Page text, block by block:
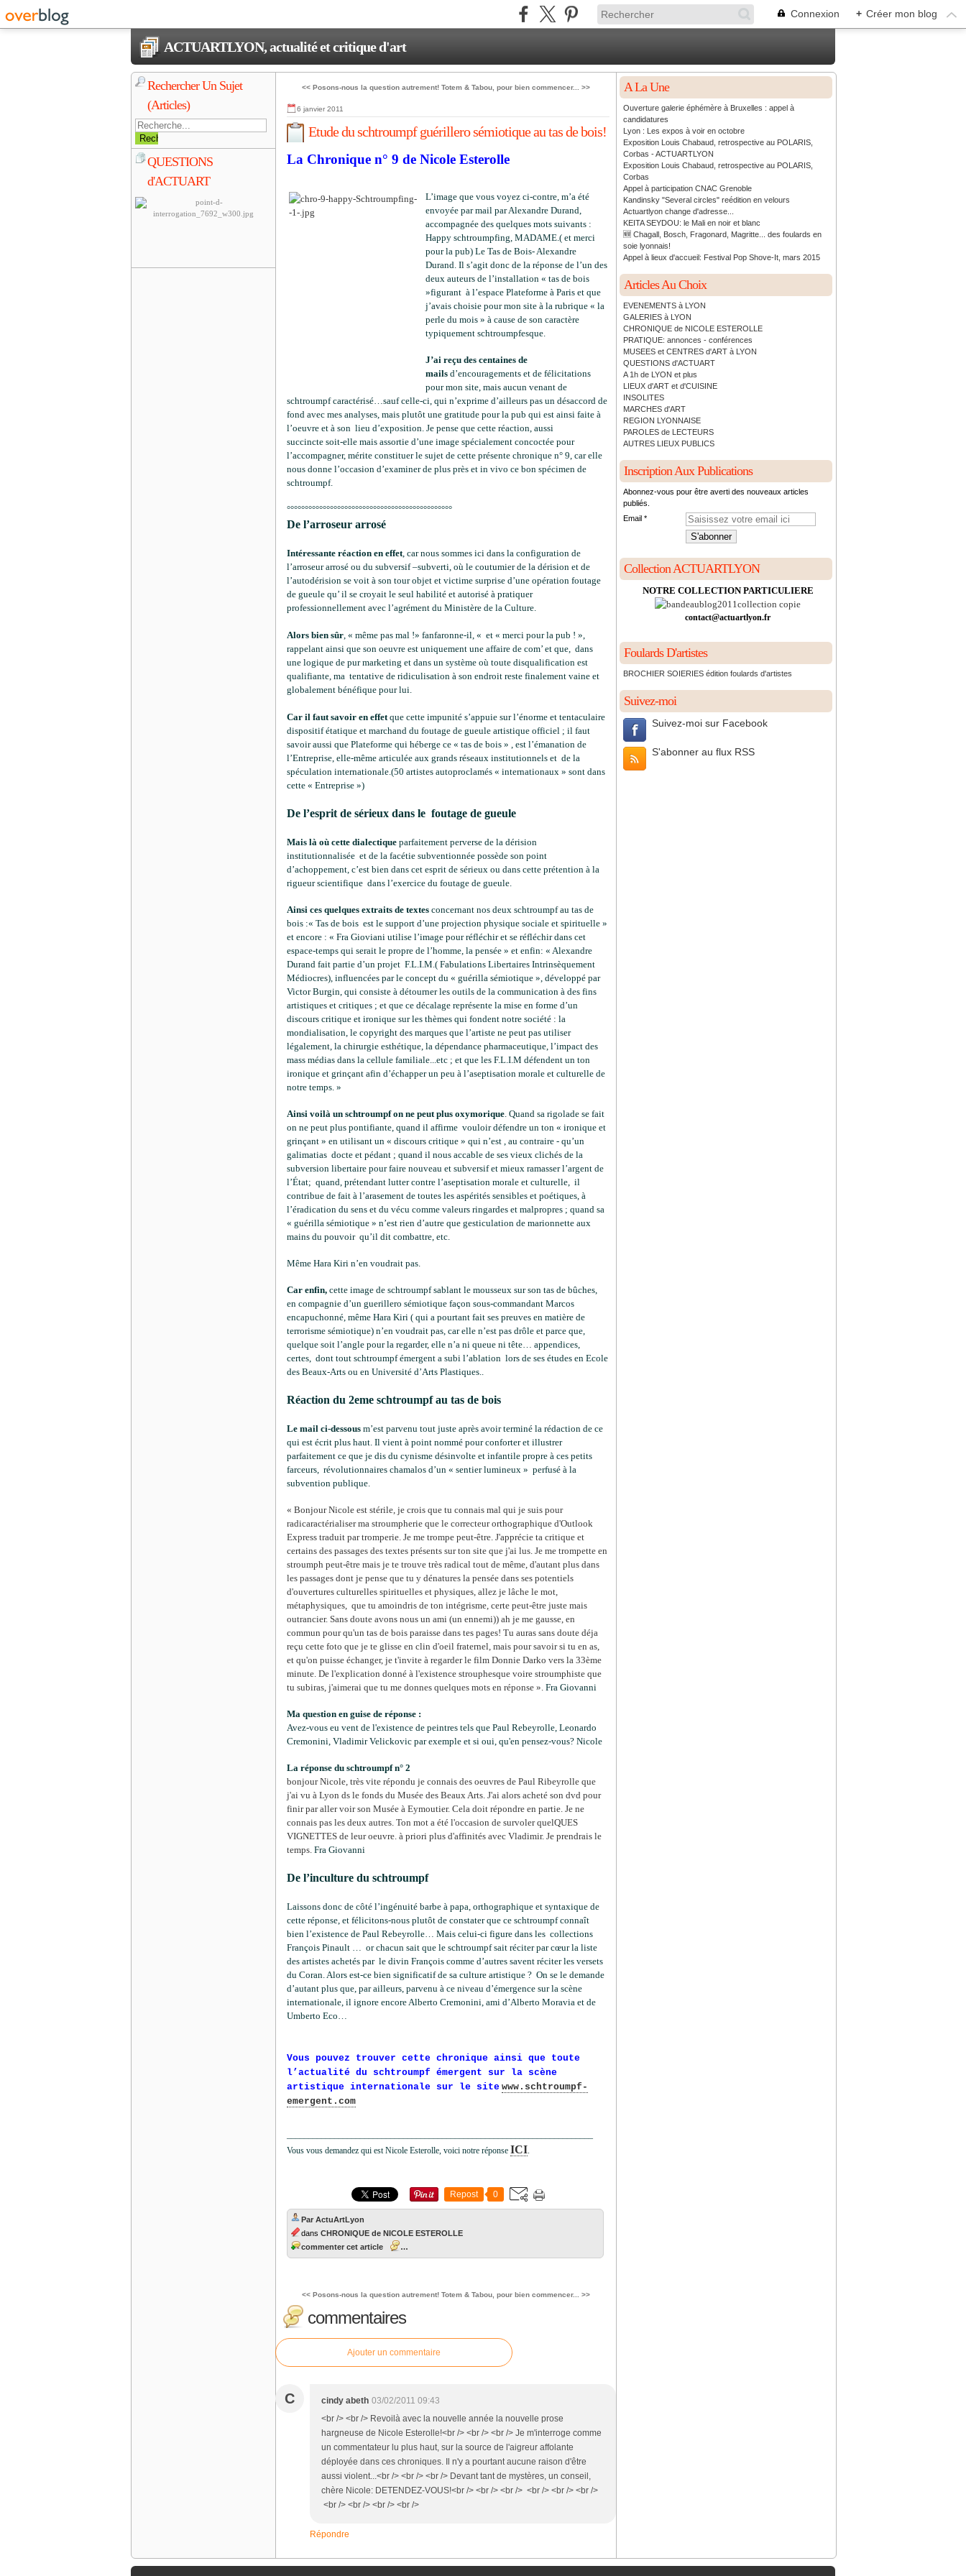
Connexion + Créer mon blog
ACTUARTLYON, actualité et critique d'art
Rechercher Un Sujet
(Articles)
QUESTIONS
d'ACTUART
<< Posons-nous la question autrement! Totem & Tabou, pour bien commencer... >>
6 janvier 2011
Etude du schtroumpf guérillero sémiotique au tas de bois!
La Chronique n° 9 de Nicole Esterolle
L’image que vous voyez ci-contre, m’a été
envoyée par mail par Alexandre Durand,
accompagnée des quelques mots suivants :
Happy schtroumpfing, MADAME.( et merci
pour la pub) Le Tas de Bois- Alexandre
Durand. Il s’agit donc de la réponse de l’un des
deux auteurs de l’installation « tas de bois
»figurant à l’espace Plateforme à Paris et que
j’avais choisie pour mon site à la rubrique « la
perle du mois » à cause de son caractère
typiquement schtroumpfesque.
J’ai reçu des centaines de
mails d’encouragements et de félicitations
pour mon site, mais aucun venant de
schtroumpf caractérisé…sauf celle-ci, qui n’exprime d’ailleurs pas un désaccord de
fond avec mes analyses, mais plutôt une gratitude pour la pub qui est ainsi faite à
l’oeuvre et à son lieu d’exposition. Je pense que cette réaction, aussi
succincte soit-elle mais assortie d’une image spécialement concoctée pour
l’accompagner, mérite constituer le sujet de cette présente chronique n° 9, car elle
nous donne l’occasion d’examiner de plus près et in vivo ce bon spécimen de
schtroumpf.
°°°°°°°°°°°°°°°°°°°°°°°°°°°°°°°°°°°°°°°°°°°°°°
De l’arroseur arrosé
Intéressante réaction en effet, car nous sommes ici dans la configuration de
l’arroseur arrosé ou du subversif –subverti, où le coutumier de la dérision et de
l’autodérision se voit à son tour objet et victime surprise d’une opération foutage
de gueule qu’ il se croyait le seul habilité et autorisé à pratiquer
professionnellement avec l’agrément du Ministère de la Culture.
Alors bien sûr, « même pas mal !» fanfaronne-il, « et « merci pour la pub ! »,
rappelant ainsi que son oeuvre est uniquement une affaire de com’ et que, dans
une logique de pur marketing et dans un système où toute disqualification est
qualifiante, ma tentative de ridiculisation à son endroit reste finalement vaine et
globalement bénéfique pour lui.
Car il faut savoir en effetque cette impunité s’appuie sur l’énorme et tentaculaire
dispositif étatique et marchand du foutage de gueule artistique officiel ; il faut
savoir aussi que Plateforme qui héberge ce « tas de bois » , est l’émanation de
l’Entreprise, elle-même articulée aux grands réseaux institutionnels et de la
spéculation internationale.(50 artistes autoproclamés « internationaux » sont dans
cette « Entreprise »)
De l’esprit de sérieux dans le foutage de gueule
Mais là où cette dialectique parfaitement perverse de la dérision
institutionnalisée et de la facétie subventionnée possède son point
d’achoppement, c’est bien dans cet esprit de sérieux ou dans cette prétention à la
rigueur scientifique dans l’exercice du foutage de gueule.
Ainsi ces quelques extraits de textes concernant nos deux schtroumpf au tas de
bois :« Tas de bois est le support d’une projection physique sociale et spirituelle »
et encore : « Fra Gioviani utilise l’image pour réfléchir et se réfléchir dans cet
espace-temps qui serait le propre de l’homme, la pensée » et enfin: « Alexandre
Durand fait partie d’un projet F.L.I.M.( Fabulations Libertaires Intrinsèquement
Médiocres), influencées par le concept du « guérilla sémiotique », développé par
Victor Burgin, qui consiste à détourner les outils de la communication à des fins
artistiques et critiques ; et que ce décalage représente la mise en forme d’un
discours critique et ironique sur les thèmes qui fondent notre société : la
mondialisation, le copyright des marques que l’artiste ne peut pas utiliser
légalement, la chirurgie esthétique, la dépendance pharmaceutique, l’impact des
mass médias dans la cellule familiale...etc ; et que les F.L.I.M défendent un ton
ironique et grinçant afin d’échapper un peu à l’aseptisation morale et culturelle de
notre temps. »
Ainsi voilà un schtroumpf on ne peut plus oxymorique. Quand sa rigolade se fait
on ne peut plus pontifiante, quand il affirme vouloir défendre un ton « ironique et
grinçant » en utilisant un « discours critique » qui n’est , au contraire - qu’un
galimatias docte et pédant ; quand il nous accable de ses vieux clichés de la
subversion libertaire pour faire nouveau et subversif et mieux ramasser l’argent de
l’État; quand, prétendant lutter contre l’aseptisation morale et culturelle, il
contribue de fait à l’arasement de toutes les aspérités sensibles et poétiques, à
l’éradication du sens et du vécu comme valeurs ringardes et malpropres ; quand sa
« guérilla sémiotique » n’est rien d’autre que gesticulation de marionnette aux
mains du pouvoir qu’il dit combattre, etc.
Même Hara Kiri n’en voudrait pas.
Car enfin, cette image de schtroumpf sablant le mousseux sur son tas de bûches,
en compagnie d’un guerillero sémiotique façon sous-commandant Marcos
encapuchonné, même Hara Kiri ( qui a pourtant fait ses preuves en matière de
terrorisme sémiotique) n’en voudrait pas, car elle n’est pas drôle et parce que,
quelque soit l’angle pour la regarder, elle n’a ni queue ni tête… appendices,
certes, dont tout schtroumpf émergent a subi l’ablation lors de ses études en Ecole
des Beaux-Arts ou en Université d’Arts Plastiques..
Réaction du 2eme schtroumpf au tas de bois
Le mail ci-dessous m’est parvenu tout juste après avoir terminé la rédaction de ce
qui est écrit plus haut. Il vient à point nommé pour conforter et illustrer
parfaitement ce que je dis du cynisme désinvolte et infantile propre à ces petits
farceurs, révolutionnaires chamalos d’un « sentier lumineux » perfusé à la
subvention publique.
« Bonjour Nicole est stérile, je crois que tu connais mal qui je suis pour
radicaractérialiser ma stroumpherie que le correcteur orthographique d'Outlook
Express traduit par tromperie. Je me trompe peut-être. J'apprécie ta critique et
certains des passages des textes présents sur ton site que j'ai lus. Je me trompette en
stroumph peut-être mais je te trouve très radical tout de même, d'autant plus dans
les passages dont je pense que tu y dénatures la pensée dans ses potentiels
d'ouvertures culturelles spirituelles et physiques, allez je lâche le mot,
métaphysiques, que tu amoindris de ton intégrisme, certe peut-être juste mais
outrancier. Sans doute avons nous un ami (un ennemi)) ah je me gausse, en
commun pour qu'un tas de bois paraisse dans tes pages! Tu auras sans doute déja
reçu cette foto que je te glisse en clin d'oeil fraternel, mais pour savoir si tu en as,
et qu'on puisse échanger, je t'invite à regarder le film Donnie Darko vers la 33ème
minute. De l'explication donné à l'existence strouphesque voire stroumphiste que
tu subiras, j'aimerai que tu me donnes quelques mots en réponse ». Fra Giovanni
Ma question en guise de réponse :
Avez-vous eu vent de l'existence de peintres tels que Paul Rebeyrolle, Leonardo
Cremonini, Vladimir Velickovic par exemple et si oui, qu'en pensez-vous? Nicole
La réponse du schtroumpf n° 2
bonjour Nicole, très vite répondu je connais des oeuvres de Paul Ribeyrolle que
j'ai vu à Lyon ds le fonds du Musée des Beaux Arts. J'ai alors acheté son dvd pour
finir par aller voir son Musée à Eymoutier. Cela doit répondre en partie. Je ne
connais pas les deux autres. Ton mot a été l'occasion de survoler quelQUES
VIGNETTES de leur oeuvre. à priori plus d'affinités avec Vladimir. Je prendrais le
temps. Fra Giovanni
De l’inculture du schtroumpf
Laissons donc de côté l’ingénuité barbe à papa, orthographique et syntaxique de
cette réponse, et félicitons-nous plutôt de constater que ce schtroumpf connaît
bien l’existence de Paul Rebeyrolle… Mais celui-ci figure dans les collections
François Pinault … or chacun sait que le schtroumpf sait réciter par cœur la liste
des artistes achetés par le divin François comme d’autres savent réciter les versets
du Coran. Alors est-ce bien significatif de sa culture artistique ? On se le demande
d’autant plus que, par ailleurs, parvenu à ce niveau d’émergence sur la scène
internationale, il ignore encore Alberto Cremonini, ami d’Alberto Moravia et de
Umberto Eco…
Vous pouvez trouver cette chronique ainsi que toute
l’actualité du schtroumpf émergent sur la scène
artistique internationale sur le site www.schtroumpf-
emergent.com
Vous vous demandez qui est Nicole Esterolle, voici notre réponse ICI.
Repost 0
Par ActuArtLyon
dans CHRONIQUE de NICOLE ESTEROLLE
commenter cet article
…
<< Posons-nous la question autrement! Totem & Tabou, pour bien commencer... >>
commentaires
Ajouter un commentaire
C cindy abeth 03/02/2011 09:43
<br /> <br /> Revoilà avec la nouvelle année la nouvelle prose
hargneuse de Nicole Esterolle!<br /> <br /> <br /> Je m'interroge comme
un commentateur lu plus haut, sur la source de l'aigreur affolante
déployée dans ces chroniques. Il n'y a pourtant aucune raison d'être
aussi violent...<br /> <br /> <br /> Devant tant de mystères, un conseil,
chère Nicole: DETENDEZ-VOUS!<br /> <br /> <br /> <br /> <br /> <br />
<br /> <br /> <br /> <br />
Répondre
A La Une
Ouverture galerie éphémère à Bruxelles : appel à
candidatures
Lyon : Les expos à voir en octobre
Exposition Louis Chabaud, retrospective au POLARIS,
Corbas - ACTUARTLYON
Exposition Louis Chabaud, retrospective au POLARIS,
Corbas
Appel à participation CNAC Grenoble
Kandinsky "Several circles" reédition en velours
Actuartlyon change d'adresse...
KEITA SEYDOU: le Mali en noir et blanc
🆕 Chagall, Bosch, Fragonard, Magritte... des foulards en
soie lyonnais!
Appel à lieux d'accueil: Festival Pop Shove-It, mars 2015
Articles Au Choix
EVENEMENTS à LYON
GALERIES à LYON
CHRONIQUE de NICOLE ESTEROLLE
PRATIQUE: annonces - conférences
MUSEES et CENTRES d'ART à LYON
QUESTIONS d'ACTUART
A 1h de LYON et plus
LIEUX d'ART et d'CUISINE
INSOLITES
MARCHES d'ART
REGION LYONNAISE
PAROLES de LECTEURS
AUTRES LIEUX PUBLICS
Inscription Aux Publications
Abonnez-vous pour être averti des nouveaux articles
publiés.
Email
Collection ACTUARTLYON
NOTRE COLLECTION PARTICULIERE
contact@actuartlyon.fr
Foulards D'artistes
BROCHIER SOIERIES édition foulards d'artistes
Suivez-moi
Suivez-moi sur Facebook
S'abonner au flux RSS